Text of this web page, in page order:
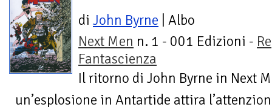
di John Byrne | Albo
Next Men n. 1 - 001 Edizioni -
Fantascienza
Il ritorno di John Byrne in Next
un’esplosione in Antartide attira